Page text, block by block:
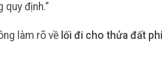
quy định.”
làm rõ về lối đi cho thửa đất